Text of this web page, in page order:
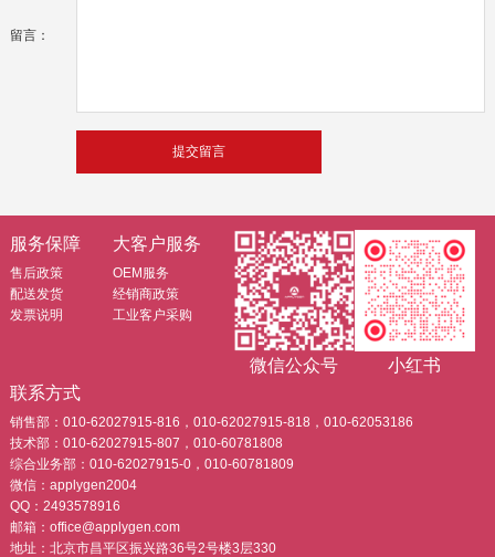
留言：
服务保障
售后政策
配送发货
发票说明
大客户服务
OEM服务
经销商政策
工业客户采购
微信公众号
小红书
联系方式
销售部：010-62027915-816，010-62027915-818，010-62053186
技术部：010-62027915-807，010-60781808
综合业务部：010-62027915-0，010-60781809
微信：applygen2004
QQ：2493578916
邮箱：office@applygen.com
地址：北京市昌平区振兴路36号2号楼3层330